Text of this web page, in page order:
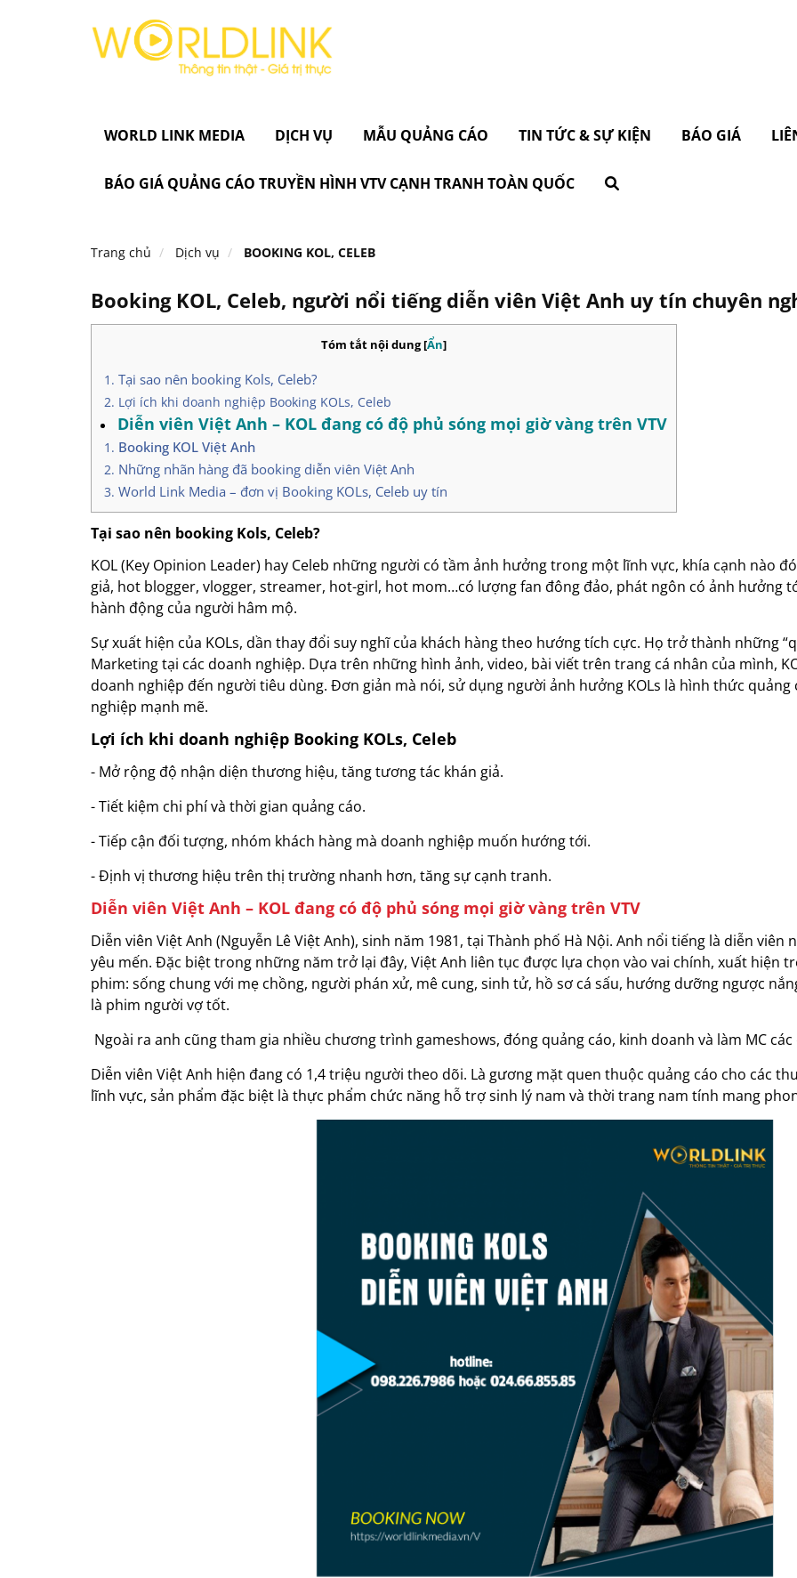
WORLD LINK MEDIA DỊCH VỤ MẪU QUẢNG CÁO TIN TỨC & SỰ KIỆN BÁO GIÁ
BÁO GIÁ QUẢNG CÁO TRUYỀN HÌNH VTV CẠNH TRANH TOÀN QUỐC
Trang chủ Dịch vụ BOOKING KOL, CELEB
Booking KOL, Celeb, người nổi tiếng diễn viên Việt Anh uy tín chuyên
Tóm tắt nội dung[Ẩn]
Tại sao nên booking Kols, Celeb?
Lợi ích khi doanh nghiệp Booking KOLs, Celeb
Diễn viên Việt Anh – KOL đang có độ phủ sóng mọi giờ vàng trên VTV
Booking KOL Việt Anh
Những nhãn hàng đã booking diễn viên Việt Anh
World Link Media – đơn vị Booking KOLs, Celeb uy tín
Tại sao nên booking Kols, Celeb?
KOL (Key Opinion Leader) hay Celeb những người có tầm ảnh hưởng trong một lĩnh vực, khía cạnh nào
giả, hot blogger, vlogger, streamer, hot-girl, hot mom…có lượng fan đông đảo, phát ngôn có ảnh hưởng
hành động của người hâm mộ.
Sự xuất hiện của KOLs, dần thay đổi suy nghĩ của khách hàng theo hướng tích cực. Họ trở thành những
Marketing tại các doanh nghiệp. Dựa trên những hình ảnh, video, bài viết trên trang cá nhân của mình,
doanh nghiệp đến người tiêu dùng. Đơn giản mà nói, sử dụng người ảnh hưởng KOLs là hình thức
nghiệp mạnh mẽ.
Lợi ích khi doanh nghiệp Booking KOLs, Celeb
- Mở rộng độ nhận diện thương hiệu, tăng tương tác khán giả.
- Tiết kiệm chi phí và thời gian quảng cáo.
- Tiếp cận đối tượng, nhóm khách hàng mà doanh nghiệp muốn hướng tới.
- Định vị thương hiệu trên thị trường nhanh hơn, tăng sự cạnh tranh.
Diễn viên Việt Anh – KOL đang có độ phủ sóng mọi giờ vàng trên VTV
Diễn viên Việt Anh (Nguyễn Lê Việt Anh), sinh năm 1981, tại Thành phố Hà Nội. Anh nổi tiếng là diễn
yêu mến. Đặc biệt trong những năm trở lại đây, Việt Anh liên tục được lựa chọn vào vai chính, xuất hiện
phim: sống chung với mẹ chồng, người phán xử, mê cung, sinh tử, hồ sơ cá sấu, hướng dưỡng ngược
là phim người vợ tốt.
Ngoài ra anh cũng tham gia nhiều chương trình gameshows, đóng quảng cáo, kinh doanh và làm MC
Diễn viên Việt Anh hiện đang có 1,4 triệu người theo dõi. Là gương mặt quen thuộc quảng cáo cho các
lĩnh vực, sản phẩm đặc biệt là thực phẩm chức năng hỗ trợ sinh lý nam và thời trang nam tính mang